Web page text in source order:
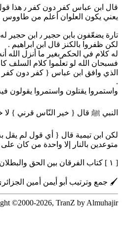
قال ابن عباس كفر دون كفر ٫ هذا قول ابن عباس رضي الله عنه ٫ لمّا اصطدموا بقول ابن عباس ماذا فعلوا ؟ تارة ضعفوه وتارة حرّفوه حرّفوه مثل سليمان العلوان قال كفر أكبر دون كفر أكبر وهذا غريب جدا .
يعني يكون العلوان أعلم من طاووس
لكن ظفروا بالكنز قال ابن ابراهيم .
له كلام في الحكم بغير ما أنزل الله أنه كافر مطلقا ٫ تركوا قوله الثاني الذي يشبه كلام هيئة كبار
.
واستمروا يقتلون واستمروا يقولون فيه قول لبعض المشايخ ٫ أرأيت لو تعلّموا كلام
النبي ﷺ قال { خير النّاس قرني } لا
متوعدين بالنار إلا واحدة من كان
[ ١ ] كتاب الفرقان بين الحق والبطلان ( ٢٢٨ ) .
🖌 جمع وترتيب أبو أيمن أمين الجزائري بتاريخ ٢٧ رجب
©2000-2026, TranZ by Almuhajir